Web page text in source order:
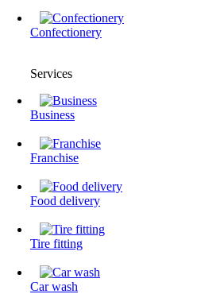
Confectionery
Services
Business
Franchise
Food delivery
Tire fitting
Сar wash